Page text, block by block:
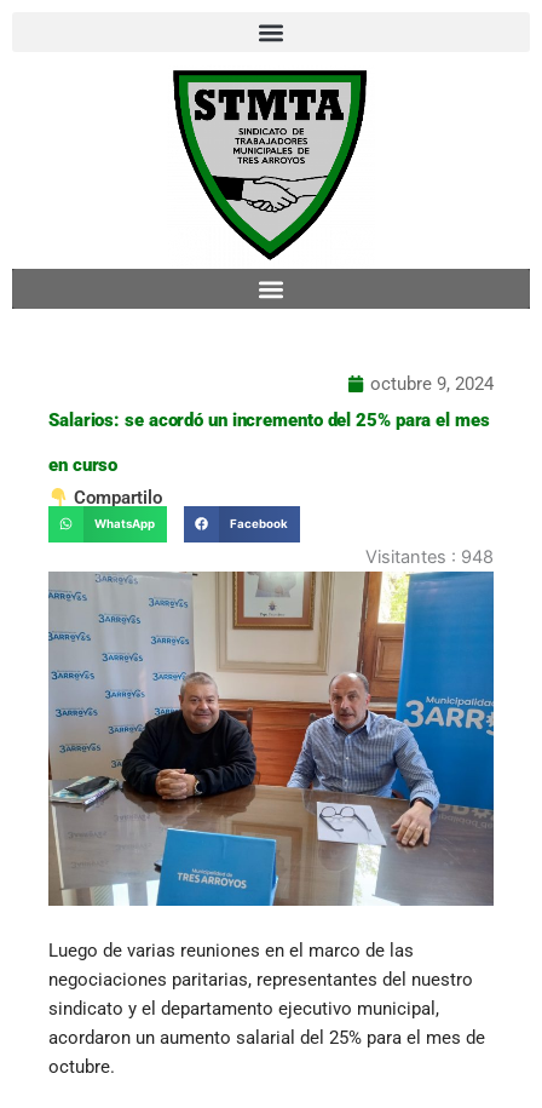
Salarios: se acordó un incremento del 25% para el mes
en curso
Compartilo
WhatsApp Facebook
octubre 9, 2024
Visitantes : 948
Luego de varias reuniones en el marco de las
negociaciones paritarias, representantes del nuestro
sindicato y el departamento ejecutivo municipal,
acordaron un aumento salarial del 25% para el mes de
octubre.